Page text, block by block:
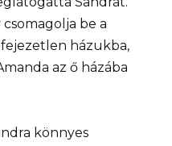
be a
házukba,
az ő házába
könnyes